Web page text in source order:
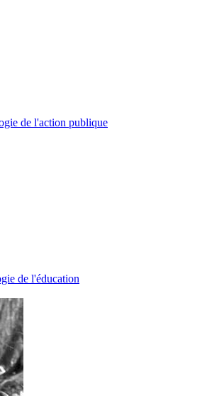
de l'action publique
de l'éducation